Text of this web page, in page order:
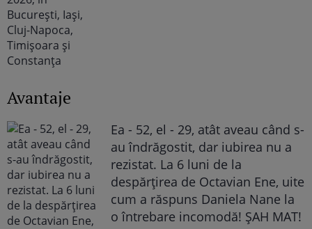
Avantaje
Ea - 52, el - 29, atât aveau când s-
au îndrăgostit, dar iubirea nu a
rezistat. La 6 luni de la
despărțirea de Octavian Ene, uite
cum a răspuns Daniela Nane la
o întrebare incomodă! ȘAH MAT!